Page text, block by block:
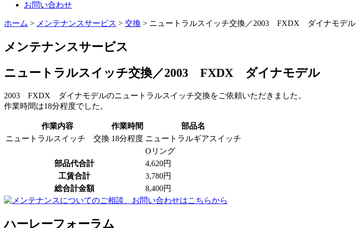
お問い合わせ
ホーム > メンテナンスサービス > 交換 > ニュートラルスイッチ交換／2003 FXDX ダイナモデル
メンテナンスサービス
ニュートラルスイッチ交換／2003 FXDX ダイナモデル
2003 FXDX ダイナモデルのニュートラルスイッチ交換をご依頼いただきました。
作業時間は18分程度でした。
作業内容 作業時間
部品名
ニュートラルスイッチ 交換 18分程度 ニュートラルギアスイッチ
Oリング
部品代合計
4,620円
工賃合計
3,780円
総合計金額
8,400円
ハーレーフォーラム